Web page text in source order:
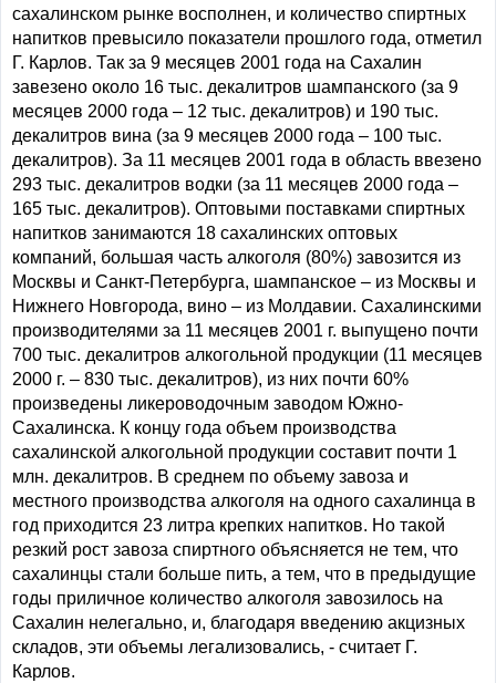
сахалинском рынке восполнен, и количество спиртных
напитков превысило показатели прошлого года, отметил
Г. Карлов. Так за 9 месяцев 2001 года на Сахалин
завезено около 16 тыс. декалитров шампанского (за 9
месяцев 2000 года – 12 тыс. декалитров) и 190 тыс.
декалитров вина (за 9 месяцев 2000 года – 100 тыс.
декалитров). За 11 месяцев 2001 года в область ввезено
293 тыс. декалитров водки (за 11 месяцев 2000 года –
165 тыс. декалитров). Оптовыми поставками спиртных
напитков занимаются 18 сахалинских оптовых
компаний, большая часть алкоголя (80%) завозится из
Москвы и Санкт-Петербурга, шампанское – из Москвы и
Нижнего Новгорода, вино – из Молдавии. Сахалинскими
производителями за 11 месяцев 2001 г. выпущено почти
700 тыс. декалитров алкогольной продукции (11 месяцев
2000 г. – 830 тыс. декалитров), из них почти 60%
произведены ликероводочным заводом Южно-
Сахалинска. К концу года объем производства
сахалинской алкогольной продукции составит почти 1
млн. декалитров. В среднем по объему завоза и
местного производства алкоголя на одного сахалинца в
год приходится 23 литра крепких напитков. Но такой
резкий рост завоза спиртного объясняется не тем, что
сахалинцы стали больше пить, а тем, что в предыдущие
годы приличное количество алкоголя завозилось на
Сахалин нелегально, и, благодаря введению акцизных
складов, эти объемы легализовались, - считает Г.
Карлов.